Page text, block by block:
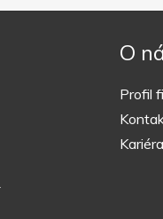
O
Profil
Kariéra